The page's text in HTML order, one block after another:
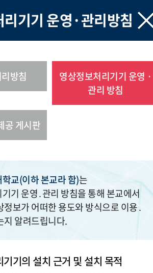
기기 운영·관리방침
방침
영상정보처리기기 운영 ·
관리 방침
공 게시판
교(이하 본교라 함)는
기 운영․관리 방침을 통해 본교에서
정보가 어떠한 용도와 방식으로 이용․
지 알려드립니다.
기의 설치 근거 및 설치 목적